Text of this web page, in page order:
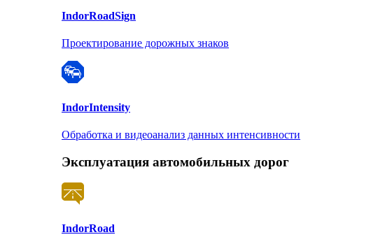
IndorRoadSign
Проектирование дорожных знаков
IndorIntensity
Обработка и видеоанализ данных интенсивности
Эксплуатация автомобильных дорог
IndorRoad